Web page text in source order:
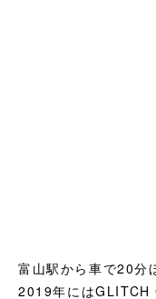
富山駅から車で20分
2019年にはGLITCH